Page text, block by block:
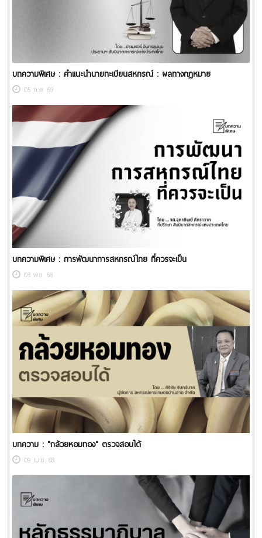
บทความพิเศษ : คำแนะนำนายทะเบียนสหกรณ์ : ผลทางกฎหมาย
05 ก.พ. 69
บทความพิเศษ : การพัฒนาการสหกรณ์ไทย ที่ควรจะเป็น
03 พ.ย. 68
บทความ : ​"กล้วยหอมทอง" ตรวจสอบได้
09 เม.ย. 68